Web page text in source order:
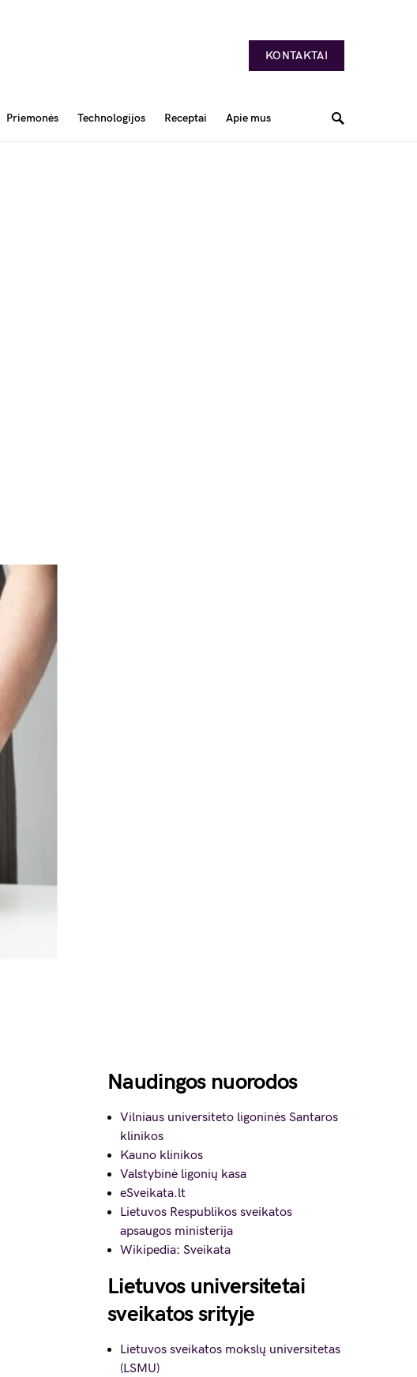
KONTAKTAI
Priemonės Technologijos Receptai Apie mus
Naudingos nuorodos
Vilniaus universiteto ligoninės Santaros
klinikos
Kauno klinikos
Valstybinė ligonių kasa
eSveikata.lt
Lietuvos Respublikos sveikatos
apsaugos ministerija
Wikipedia: Sveikata
Lietuvos universitetai
sveikatos srityje
Lietuvos sveikatos mokslų universitetas
(LSMU)